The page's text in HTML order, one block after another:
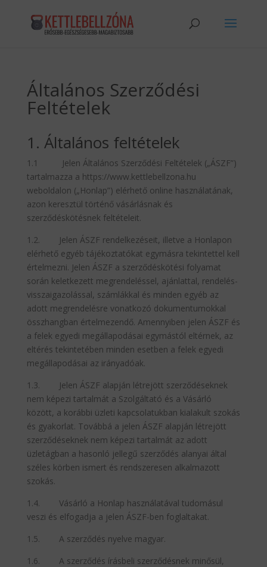
Általános Szerződési
Feltételek
1. Általános feltételek
1.1 Jelen Általános Szerződési Feltételek („ÁSZF”)
tartalmazza a https://www.kettlebellzona.hu
weboldalon („Honlap”) elérhető online használatának,
azon keresztül történő vásárlásnak és
szerződéskötésnek feltételeit.
1.2. Jelen ÁSZF rendelkezéseit, illetve a Honlapon
elérhető egyéb tájékoztatókat egymásra tekintettel kell
értelmezni. Jelen ÁSZF a szerződéskötési folyamat
során keletkezett megrendeléssel, ajánlattal, rendelés-
visszaigazolással, számlákkal és minden egyéb az
adott megrendelésre vonatkozó dokumentumokkal
összhangban értelmezendő. Amennyiben jelen ÁSZF és
a felek egyedi megállapodásai egymástól eltérnek, az
eltérés tekintetében minden esetben a felek egyedi
megállapodásai az irányadóak.
1.3. Jelen ÁSZF alapján létrejött szerződéseknek
nem képezi tartalmát a Szolgáltató és a Vásárló
között, a korábbi üzleti kapcsolatukban kialakult szokás
és gyakorlat. Továbbá a jelen ÁSZF alapján létrejött
szerződéseknek nem képezi tartalmát az adott
üzletágban a hasonló jellegű szerződés alanyai által
széles körben ismert és rendszeresen alkalmazott
szokás.
1.4. Vásárló a Honlap használatával tudomásul
veszi és elfogadja a jelen ÁSZF-ben foglaltakat.
1.5. A szerződés nyelve magyar.
1.6. A szerződés írásbeli szerződésnek minősül,